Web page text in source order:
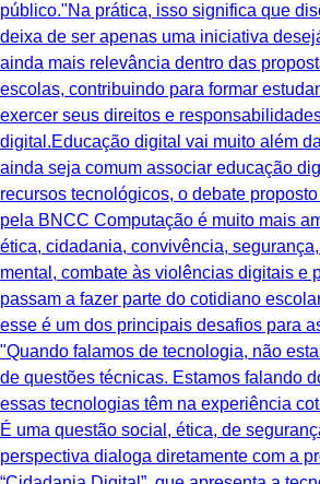
público."Na prática, isso significa que
deixa de ser apenas uma iniciativa
ainda mais relevância dentro das
escolas, contribuindo para formar
exercer seus direitos e
digital.Educação digital vai muito além
ainda seja comum associar educação
recursos tecnológicos, o debate
pela BNCC Computação é muito mais
ética, cidadania, convivência,
mental, combate às violências digitais e
passam a fazer parte do cotidiano
esse é um dos principais desafios para
"Quando falamos de tecnologia, não
de questões técnicas. Estamos falando
essas tecnologias têm na experiência
É uma questão social, ética, de
perspectiva dialoga diretamente com a